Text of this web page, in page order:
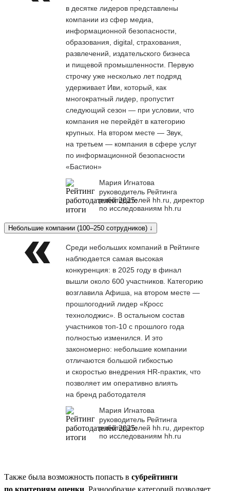
в десятке лидеров представлены
компании из сфер медиа,
информационной безопасности,
образования, digital, страхования,
развлечений, издательского бизнеса
и пищевой промышленности. Первую
строчку уже несколько лет подряд
удерживает Иви, который, как
многократный лидер, пропустит
следующий сезон — при условии, что
компания не перейдёт в категорию
крупных. На втором месте — Звук,
на третьем — компания в сфере услуг
по информационной безопасности
«Бастион»
Мария Игнатова
руководитель Рейтинга
работодателей hh.ru, директор
по исследованиям hh.ru
Небольшие компании (100–250 сотрудников) ↓
Среди небольших компаний в Рейтинге
наблюдается самая высокая
конкуренция: в 2025 году в финал
вышли около 600 участников. Категорию
возглавила Афиша, на втором месте —
прошлогодний лидер «Кросс
технолоджис». В остальном состав
участников топ-10 с прошлого года
полностью изменился. И это
закономерно: небольшие компании
отличаются большой гибкостью
и скоростью внедрения HR-практик, что
позволяет им оперативно влиять
на бренд работодателя
Мария Игнатова
руководитель Рейтинга
работодателей hh.ru, директор
по исследованиям hh.ru
Также была возможность попасть в субрейтинги
по критериям оценки . Разнообразие категорий позволяет